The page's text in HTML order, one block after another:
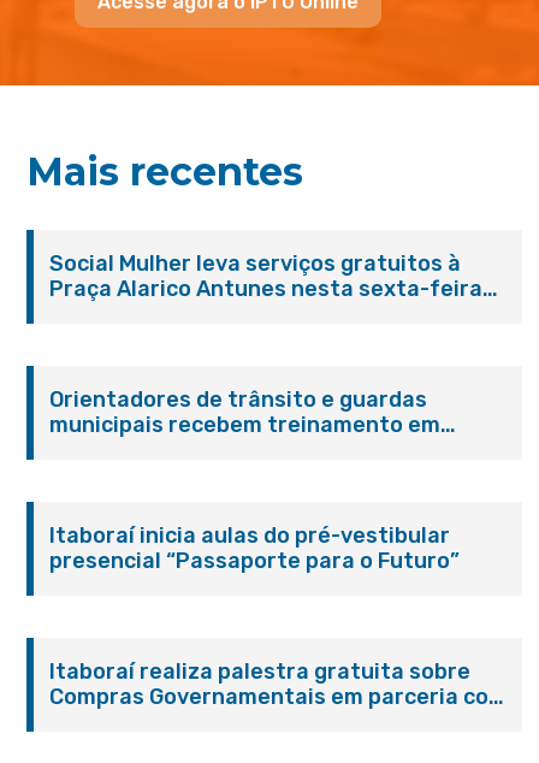
Mais recentes
Social Mulher leva serviços gratuitos à
Praça Alarico Antunes nesta sexta-feira
Orientadores de trânsito e guardas
municipais recebem treinamento em
Itaboraí inicia aulas do pré-vestibular
presencial “Passaporte para o Futuro”
Itaboraí realiza palestra gratuita sobre
Compras Governamentais em parceria com